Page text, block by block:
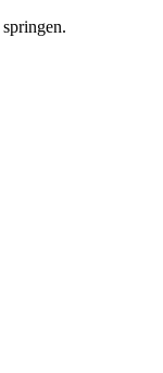
springen.